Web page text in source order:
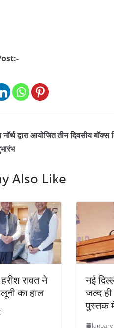
द्वारा आयोजित तीन दिवसीय
Also Like
रावत ने
का हाल
नई
जल्द
पुस्तक